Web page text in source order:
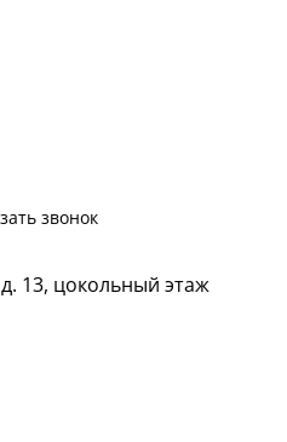
звонок
13, цокольный этаж